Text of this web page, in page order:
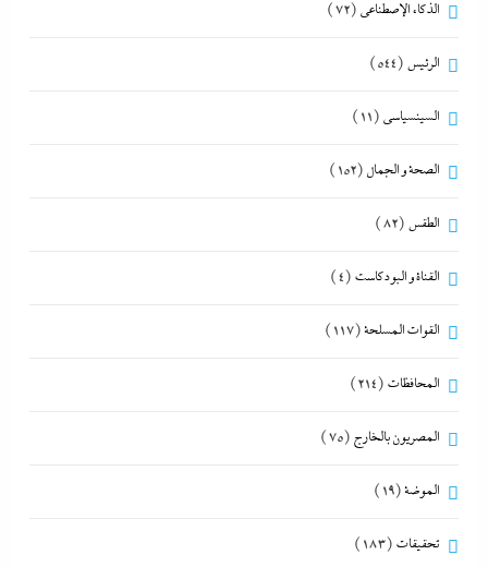
الذكاء الإصطناعي (72)
الرئيس (544)
السينسياسي (11)
الصحة و الجمال (152)
الطقس (82)
القناة و البودكاست (4)
القوات المسلحة(117)
المحافظات (214)
المصريون بالخارج (75)
الموضة(19)
تحقيقات (183)